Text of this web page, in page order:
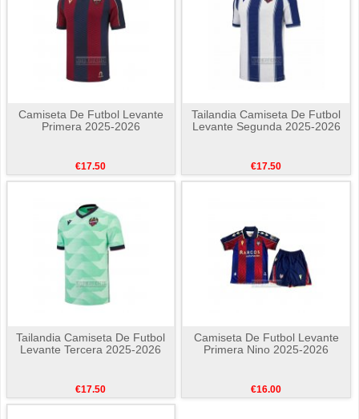
Camiseta De Futbol Levante
Primera 2025-2026
€17.50
Tailandia Camiseta De Futbol
Levante Segunda 2025-2026
€17.50
Tailandia Camiseta De Futbol
Levante Tercera 2025-2026
€17.50
Camiseta De Futbol Levante
Primera Nino 2025-2026
€16.00